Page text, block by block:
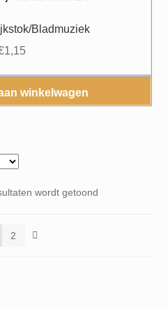
Bladmuziek
1,15
winkelwagen
wordt getoond
2